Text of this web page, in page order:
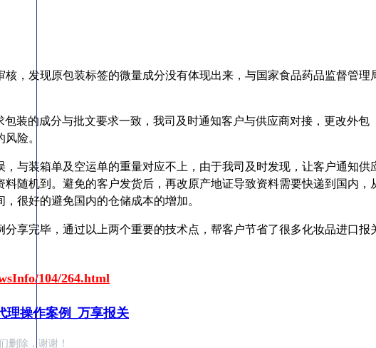
，发现原包装标签的微量成分没有体现出来，与国家食品药品监督管理
装的成分与批文要求一致，我司及时通知客户与供应商对接，更改外包
险。
与装箱单及空运单的重量对应不上，由于我司及时发现，让客户通知供
随机到。避免的客户发货后，再改原产地证导致资料需要快递到国内，
很好的避免国内的仓储成本的增加。
分享完毕，通过以上两个重要的技术点，帮客户节省了很多化妆品进口报
104/264.html
理操作案例_万享报关
删除，谢谢！